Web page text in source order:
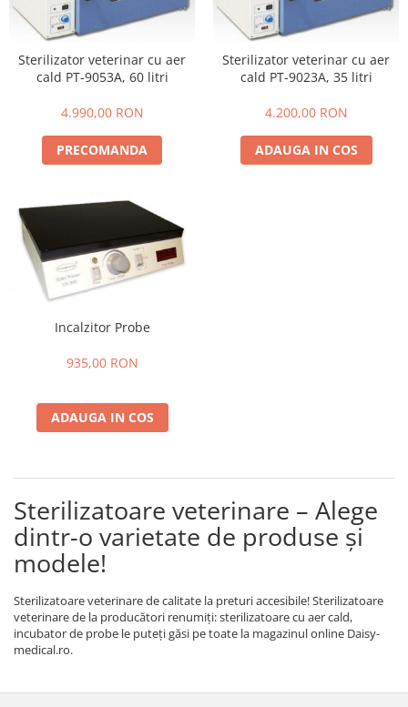
Incubatoare animale
Sisteme de încălzire
Tensiometre
Cititoare microcipuri
Cântare uz veterinar
Ecografe
Glucometre
Laringoscope
Oftalmoscoape
Otoscoape
Stetoscoape
Termometre și higrometre
Truse diagnostic ORL
Aparatură tratament
Aspiratoare chirurgicale
Electrocautere
Genți ambulanță
Hidroterapie și recuperare
Stomatologie
Echipamente de diagnostic
Incubatoare animale
Lămpi
Eprubete
Gulere medicale
Leucoplast / Feși tifon/Comprese
Manusi chirurgicale
Mănuși examinare
Soluții igienizare
Sonde Gastrice
Distanțiere / suporturi cuțite
Uleiuri, cuțite, spray-uri răcire
Ustensile
Clești / pile gheare
Descalcitoare
Etajere cosmetică / ucenici
Manusi grooming
Perii
Piepteni
Trimere
Tăietoare de noduri
Cabine de uscare
Tratamente grooming / măști
PSH HEALTH CARE
Pachete cosmetica veterinara
Costume, accesorii / produse
Igienă dentară
Igienă și întreținere salon
Sterilizator veterinar cu aer
cald PT-9053A, 60 litri
4.990,00 RON
PRECOMANDA
Sterilizator veterinar cu aer
cald PT-9023A, 35 litri
4.200,00 RON
ADAUGA IN COS
Incalzitor Probe
935,00 RON
ADAUGA IN COS
Sterilizatoare veterinare – Alege
dintr-o varietate de produse și
modele!
Sterilizatoare veterinare de calitate la preturi accesibile! Sterilizatoare
veterinare de la producători renumiți: sterilizatoare cu aer cald,
incubator de probe le puteți găsi pe toate la magazinul online Daisy-
medical.ro.